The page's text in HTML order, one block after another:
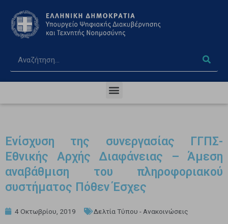
Ενίσχυση της συνεργασίας ΓΓΠΣ-
Εθνικής Αρχής Διαφάνειας – Άμεση
αναβάθμιση του πληροφοριακού
συστήματος Πόθεν Έσχες
4 Οκτωβρίου, 2019 Δελτία Τύπου - Ανακοινώσεις